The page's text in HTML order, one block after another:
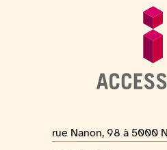
Adresse des Ortes
rue Nanon, 98 à 5000